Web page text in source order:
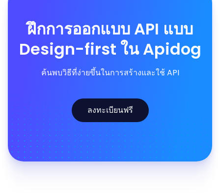
ฝึกการออกแบบ API แบบ
Design-first ใน Apidog
ค้นพบวิธีที่ง่ายขึ้นในการสร้างและใช้ API
ลงทะเบียนฟรี